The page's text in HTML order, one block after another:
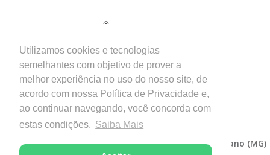
Utilizamos cookies e tecnologias
semelhantes com objetivo de prover a
melhor experiência no uso do nosso site, de
acordo com nossa Política de Privacidade e,
ao continuar navegando, você concorda com
estas condições. Saiba Mais
Copyright © 2026 - Diocese de Itabira-Coronel Fabriciano (MG)